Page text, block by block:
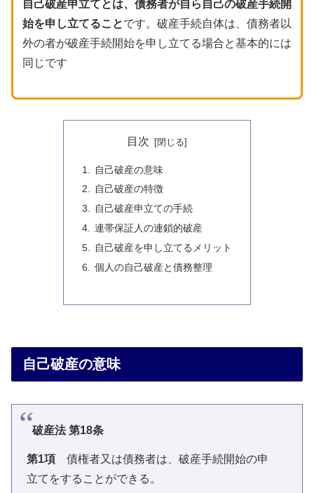
自己破産申立てとは、債務者が自ら自己の破産手続開
始を申し立てることです。破産手続自体は、債務者以
外の者が破産手続開始を申し立てる場合と基本的には
同じです
目次
自己破産の意味
自己破産の特徴
自己破産申立ての手続
連帯保証人の連鎖的破産
自己破産を申し立てるメリット
個人の自己破産と債務整理
自己破産の意味
破産法 第18条
第1項 債権者又は債務者は、破産手続開始の申
立てをすることができる。